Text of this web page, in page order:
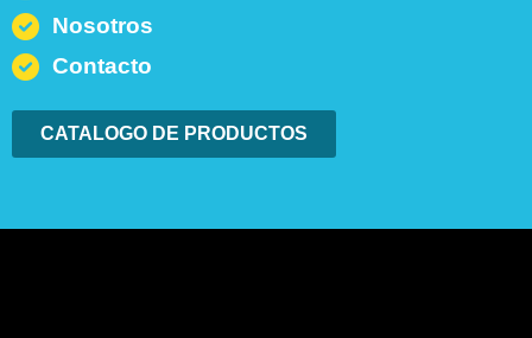
Nosotros
Contacto
CATALOGO DE PRODUCTOS